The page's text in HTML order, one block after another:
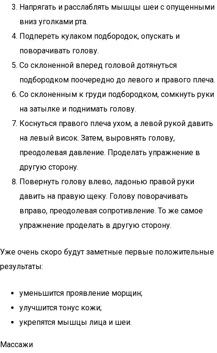
Напрягать и расслаблять мышцы шеи с опущенными
вниз уголками рта.
Подпереть кулаком подбородок, опускать и
поворачивать голову.
Со склоненной вперед головой дотянуться
подбородком поочередно до левого и правого плеча.
Со склоненным к груди подбородком, сомкнуть руки
на затылке и поднимать голову.
Коснуться правого плеча ухом, а левой рукой давить
на левый висок. Затем, выровнять голову,
преодолевая давление. Проделать упражнение в
другую сторону.
Повернуть голову влево, ладонью правой руки
давить на правую щеку. Голову поворачивать
вправо, преодолевая сопротивление. То же самое
упражнение проделать в другую сторону.
Уже очень скоро будут заметные первые положительные
результаты:
уменьшится проявление морщин;
улучшится тонус кожи;
укрепятся мышцы лица и шеи.
Массажи